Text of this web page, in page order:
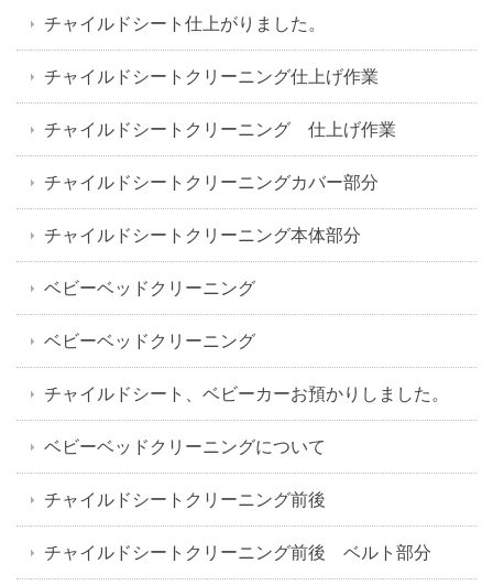
チャイルドシート仕上がりました。
チャイルドシートクリーニング仕上げ作業
チャイルドシートクリーニング 仕上げ作業
チャイルドシートクリーニングカバー部分
チャイルドシートクリーニング本体部分
ベビーベッドクリーニング
ベビーベッドクリーニング
チャイルドシート、ベビーカーお預かりしました。
ベビーベッドクリーニングについて
チャイルドシートクリーニング前後
チャイルドシートクリーニング前後 ベルト部分